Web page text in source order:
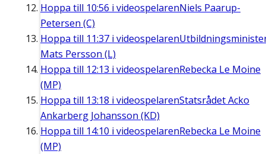
Hoppa till 10:56 i videospelarenNiels Paarup-
Petersen (C)
Hoppa till 11:37 i videospelaren
Mats Persson (L)
Hoppa till 12:13 i videospelarenRebecka Le Moine
(MP)
Hoppa till 13:18 i videospelarenStatsrådet Acko
Ankarberg Johansson (KD)
Hoppa till 14:10 i videospelarenRebecka Le Moine
(MP)